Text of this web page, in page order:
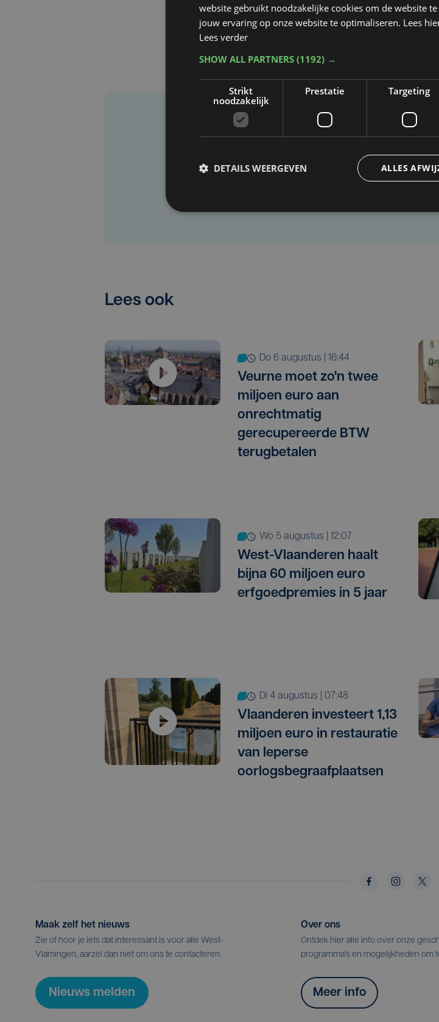
Taalfout
Heb je een taal- of schrijffout
Lees ook
do 6 augustus | 16:44
Veurne moet zo'n twee
miljoen euro aan
onrechtmatig
gerecupereerde BTW
terugbetalen
wo 5 augustus | 12:07
West-Vlaanderen haalt
bijna 60 miljoen euro
erfgoedpremies in 5 jaar
di 4 augustus | 07:48
Vlaanderen investeert 1,13
miljoen euro in restauratie
van Ieperse
oorlogsbegraafplaatsen
Maak zelf het nieuws
Zie of hoor je iets dat interessant is voor alle West-
Vlamingen, aarzel dan niet om ons te contacteren.
Nieuws melden
Over ons
Ontdek hier alle info over onze
programma's en mogelijkheden om
Meer info
website gebruikt noodzakelijke cookies om de website
jouw ervaring op onze website te optimaliseren. Lees
Lees verder
SHOW ALL PARTNERS (1192) →
Strikt
noodzakelijk
Prestatie Targeting
ALLES
DETAILS WEERGEVEN